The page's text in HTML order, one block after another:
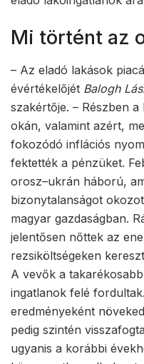
Mi történt az
– Az eladó lakások
évértékelőjét Balogh
szakértője. – Részben
okán, valamint azért,
fokozódó inflációs
fektették a pénzüket.
orosz–ukrán háború,
bizonytalanságot
magyar gazdaságban.
jelentősen nőttek az
rezsiköltségeken
A vevők a
ingatlanok felé
eredményeként
pedig szintén
ugyanis a korábbi